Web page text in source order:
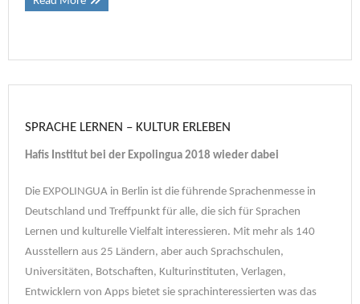
SPRACHE LERNEN – KULTUR ERLEBEN
Hafis Institut bei der Expolingua 2018 wieder dabei
Die EXPOLINGUA in Berlin ist die führende Sprachenmesse in
Deutschland und Treffpunkt für alle, die sich für Sprachen
Lernen und kulturelle Vielfalt interessieren. Mit mehr als 140
Ausstellern aus 25 Ländern, aber auch Sprachschulen,
Universitäten, Botschaften, Kulturinstituten, Verlagen,
Entwicklern von Apps bietet sie sprachinteressierten was das